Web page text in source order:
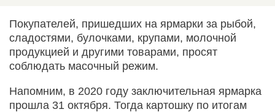
Покупателей, пришедших на ярмарки за рыбой,
сладостями, булочками, крупами, молочной
продукцией и другими товарами, просят
соблюдать масочный режим.
Напомним, в 2020 году заключительная ярмарка
прошла 31 октября. Тогда картошку по итогам